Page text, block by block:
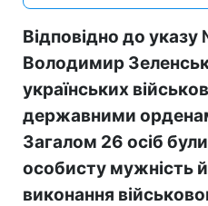
Відповідно до
Володимир
українських
державними
Загалом 26 осіб
особисту мужність
виконання